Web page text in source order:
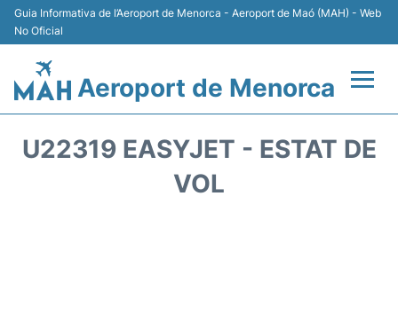
Guia Informativa de l’Aeroport de Menorca - Aeroport de Maó (MAH) - Web
No Oficial
Aeroport de Menorca
U22319 EASYJET - ESTAT DE
VOL